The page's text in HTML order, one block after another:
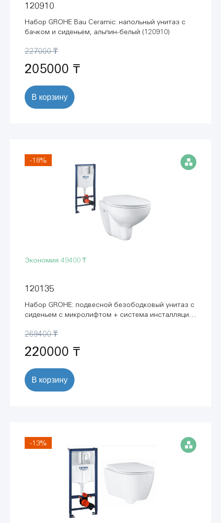
120910
Набор GROHE Bau Ceramic: напольный унитаз с
бачком и сиденьем, альпин-белый (120910)
227000 ₸
205000 ₸
В корзину
-18%
Экономия 49400 ₸
120135
Набор GROHE: подвесной безободковый унитаз с
сиденьем с микролифтом + система инсталляции
269400 ₸
220000 ₸
В корзину
-13%